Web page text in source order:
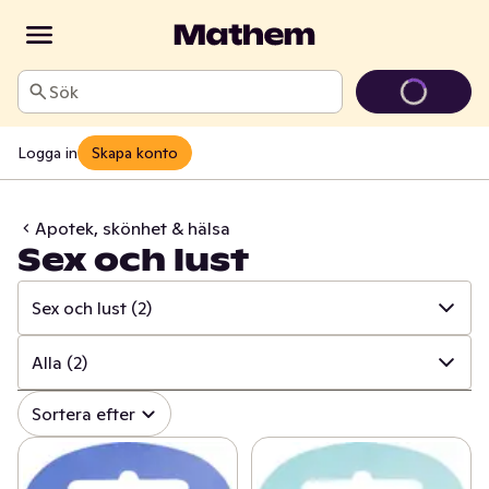
Sök
Logga in Skapa konto
Apotek, skönhet & hälsa
Sex och lust
Sex och lust (2)
✓ Alla (843)
✓ Mun och tänder
Sår, bett och stick (17)
Alla (2)
✓ Alla (2)
Kondom
Sortera efter